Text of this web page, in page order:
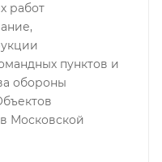
работ
пунктов и
обороны
Московской